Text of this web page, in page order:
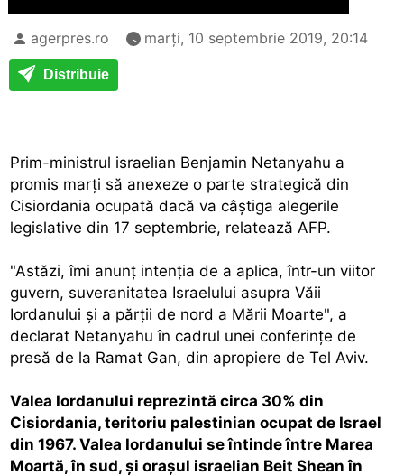
agerpres.ro marți, 10 septembrie 2019, 20:14
Distribuie
Prim-ministrul israelian Benjamin Netanyahu a
promis marţi să anexeze o parte strategică din
Cisiordania ocupată dacă va câştiga alegerile
legislative din 17 septembrie, relatează AFP.
"Astăzi, îmi anunţ intenţia de a aplica, într-un viitor
guvern, suveranitatea Israelului asupra Văii
Iordanului şi a părţii de nord a Mării Moarte", a
declarat Netanyahu în cadrul unei conferinţe de
presă de la Ramat Gan, din apropiere de Tel Aviv.
Valea Iordanului reprezintă circa 30% din
Cisiordania, teritoriu palestinian ocupat de Israel
din 1967. Valea Iordanului se întinde între Marea
Moartă, în sud, şi oraşul israelian Beit Shean în